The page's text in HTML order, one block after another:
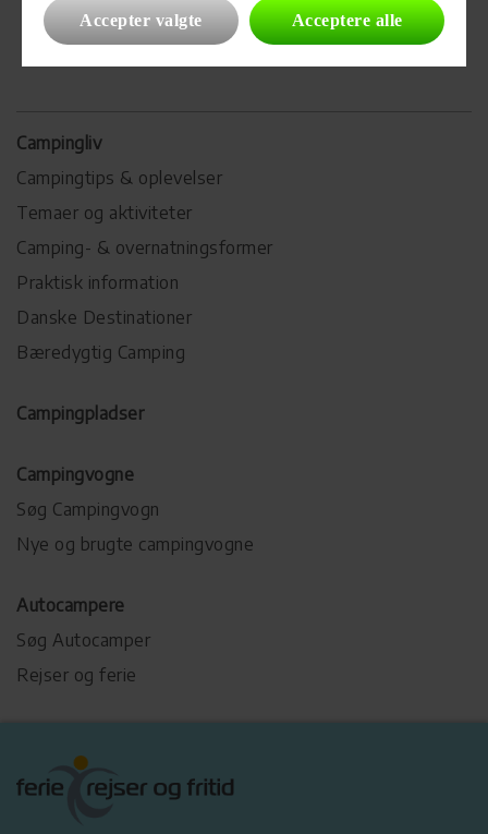
Campingliv
Campingtips & oplevelser
Temaer og aktiviteter
Camping- & overnatningsformer
Praktisk information
Danske Destinationer
Bæredygtig Camping
Campingpladser
Campingvogne
Søg Campingvogn
Nye og brugte campingvogne
Autocampere
Søg Autocamper
Rejser og ferie
Accepter valgte Acceptere alle